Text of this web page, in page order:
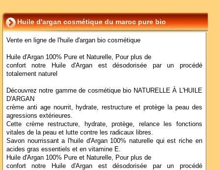
Huile d'argan cosmétique du maroc pure bio
Vente en ligne de l'huile d'argan bio cosmétique
Huile d'Argan 100% Pure et Naturelle, Pour plus de
confort notre Huile d'Argan est désodorisée par un procédé
totalement naturel
Découvrez notre gamme de cosmétique bio NATURELLE À L'HUILE
D'ARGAN
crème anti age nourrit, hydrate, restructure et protège la peau des
agressions extérieures.
Cette crème restructure, hydrate, protège, relance les fonctions
vitales de la peau et lutte contre les radicaux libres.
Savon nourrissant a l'huile d'Argan 100% naturelle qui est riche en
acides gras essentiels et en vitamine E.
Huile d'Argan 100% Pure et Naturelle, Pour plus de
confort notre Huile d'Argan est désodorisée par un procédé